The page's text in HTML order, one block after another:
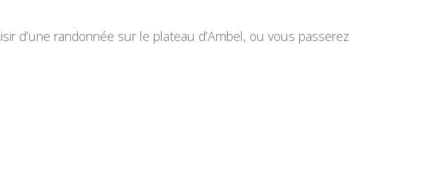
d’une randonnée sur le plateau d’Ambel, ou vous passerez